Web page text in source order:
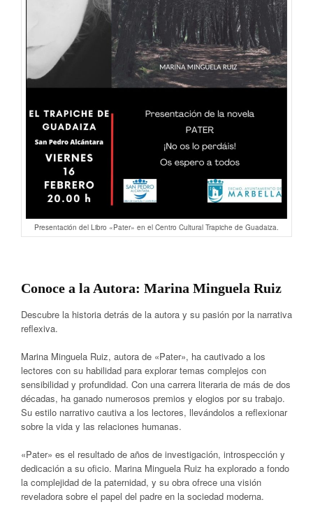
Presentación del Libro «Pater» en el Centro Cultural Trapiche de Guadaiza.
Conoce a la Autora: Marina Minguela Ruiz
Descubre la historia detrás de la autora y su pasión por la narrativa
reflexiva.
Marina Minguela Ruiz, autora de «Pater», ha cautivado a los
lectores con su habilidad para explorar temas complejos con
sensibilidad y profundidad. Con una carrera literaria de más de dos
décadas, ha ganado numerosos premios y elogios por su trabajo.
Su estilo narrativo cautiva a los lectores, llevándolos a reflexionar
sobre la vida y las relaciones humanas.
«Pater» es el resultado de años de investigación, introspección y
dedicación a su oficio. Marina Minguela Ruiz ha explorado a fondo
la complejidad de la paternidad, y su obra ofrece una visión
reveladora sobre el papel del padre en la sociedad moderna.